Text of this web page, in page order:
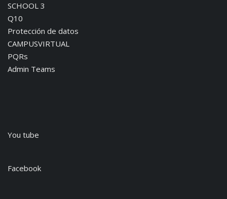
SCHOOL 3
Q10
Protección de datos
CAMPUSVIRTUAL
PQRs
Admin Teams
You tube
Facebook